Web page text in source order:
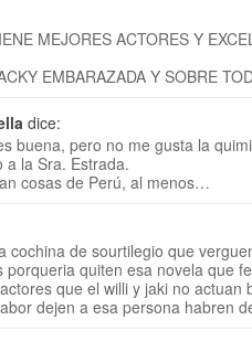
MEJORES ACTORES Y
EMBARAZADA Y SOBRE
dice:
buena, pero no me gusta la
a la Sra. Estrada.
cosas de Perú, al menos…
cochina de sourtilegio que
porqueria quiten esa novela que
que el willi y jaki no
dejen a esa persona habren